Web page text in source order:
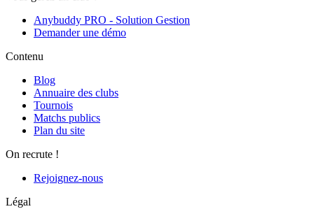
Anybuddy PRO - Solution Gestion
Demander une démo
Contenu
Blog
Annuaire des clubs
Tournois
Matchs publics
Plan du site
On recrute !
Rejoignez-nous
Légal